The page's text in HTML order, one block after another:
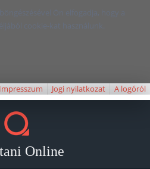
Ön elfogadja, hogy a
cookie-kat használunk.
Impresszum Jogi nyilatkozat A logóról
Online